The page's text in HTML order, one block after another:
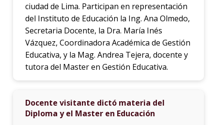
ciudad de Lima. Participan en representación
del Instituto de Educación la Ing. Ana Olmedo,
Secretaria Docente, la Dra. María Inés
Vázquez, Coordinadora Académica de Gestión
Educativa, y la Mag. Andrea Tejera, docente y
tutora del Master en Gestión Educativa.
Docente visitante dictó materia del
Diploma y el Master en Educación